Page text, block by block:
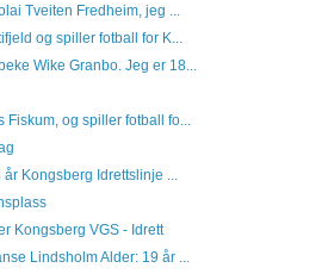
Tveiten Fredheim, jeg ...
og spiller fotball for K...
Wike Granbo. Jeg er 18...
og spiller fotball fo...
Kongsberg Idrettslinje ...
Kongsberg VGS - Idrett
Lindsholm Alder: 19 år ...